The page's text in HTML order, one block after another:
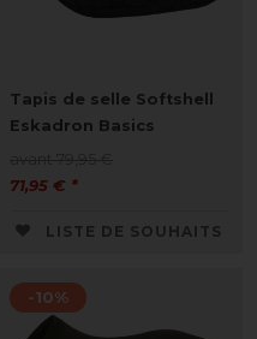
Tapis de selle Softshell
Eskadron Basics
71,95 € *
LISTE DE SOUHAITS
-10%